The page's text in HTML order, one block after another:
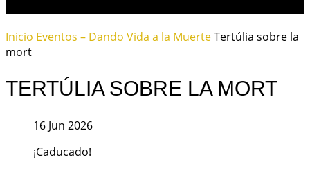
Inicio Eventos – Dando Vida a la MuerteTertúlia sobre la
mort
TERTÚLIA SOBRE LA MORT
16 Jun 2026
¡Caducado!